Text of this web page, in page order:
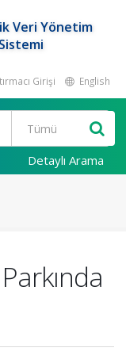
Veri Yönetim
Sistemi
Girişi English
Detaylı Arama